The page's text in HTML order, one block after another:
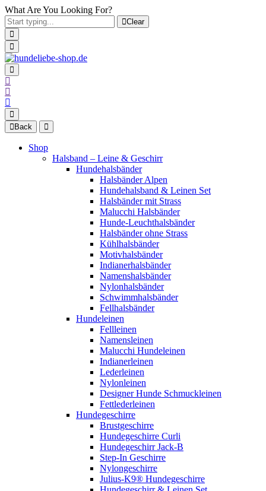
What Are You Looking For?
Clear
Back
Shop
Halsband – Leine & Geschirr
Hundehalsbänder
Halsbänder Alpen
Hundehalsband & Leinen Set
Halsbänder mit Strass
Malucchi Halsbänder
Hunde-Leuchthalsbänder
Halsbänder ohne Strass
Kühlhalsbänder
Motivhalsbänder
Indianerhalsbänder
Namenshalsbänder
Nylonhalsbänder
Schwimmhalsbänder
Fellhalsbänder
Hundeleinen
Fellleinen
Namensleinen
Malucchi Hundeleinen
Indianerleinen
Lederleinen
Nylonleinen
Designer Hunde Schmuckleinen
Fettlederleinen
Hundegeschirre
Brustgeschirre
Hundegeschirre Curli
Hundegeschirr Jack-B
Step-In Geschirre
Nylongeschirre
Julius-K9® Hundegeschirre